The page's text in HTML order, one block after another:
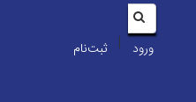
ورود | ثبت‌نام